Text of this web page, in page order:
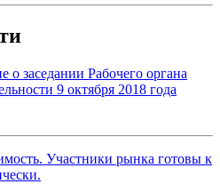
заседании Рабочего органа
9 октября 2018 года
Участники рынка готовы к